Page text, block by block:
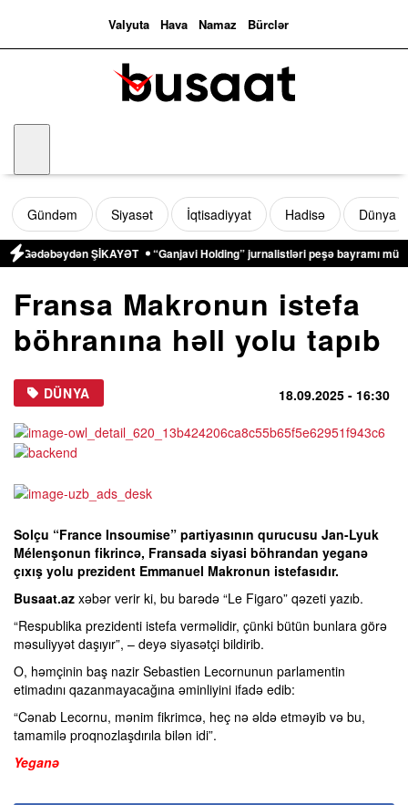
Valyuta Hava Namaz Bürclər
Gündəm Siyasət İqtisadiyyat Hadisə Dünya
Gədəbəydən ŞİKAYƏT “Ganjavi Holding” jurnalistləri peşə bayramı
Fransa Makronun istefa
böhranına həll yolu tapıb
DÜNYA 18.09.2025 - 16:30
Solçu “France Insoumise” partiyasının qurucusu Jan-Lyuk
Mélenşonun fikrincə, Fransada siyasi böhrandan yeganə
çıxış yolu prezident Emmanuel Makronun istefasıdır.
Busaat.az xəbər verir ki, bu barədə “Le Figaro” qəzeti yazıb.
“Respublika prezidenti istefa verməlidir, çünki bütün bunlara görə
məsuliyyət daşıyır”, – deyə siyasətçi bildirib.
O, həmçinin baş nazir Sebastien Lecornunun parlamentin
etimadını qazanmayacağına əminliyini ifadə edib:
“Cənab Lecornu, mənim fikrimcə, heç nə əldə etməyib və bu,
tamamilə proqnozlaşdırıla bilən idi”.
Yeganə